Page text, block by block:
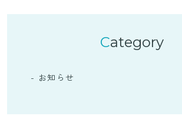
Category
- お知らせ